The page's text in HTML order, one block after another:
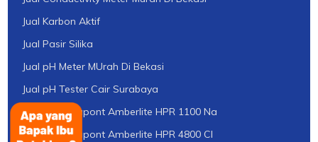
Jual Karbon Aktif
Jual Pasir Silika
Jual pH Meter MUrah Di Bekasi
Jual pH Tester Cair Surabaya
Jual Resin Dupont Amberlite HPR 1100 Na
Jual Resin Dupont Amberlite HPR 4800 Cl